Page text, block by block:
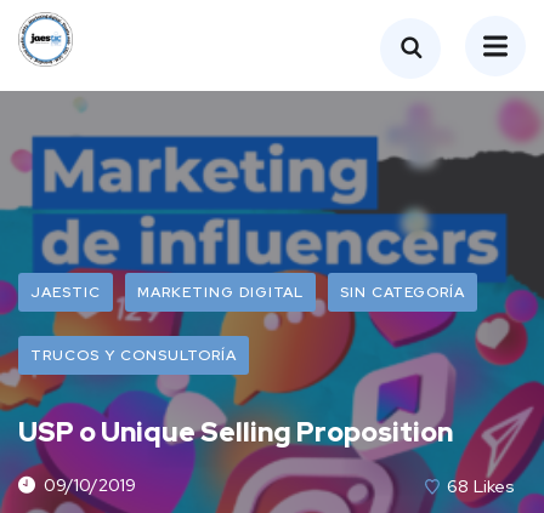
JAESTIC MARKETING DIGITAL SIN CATEGORÍA
TRUCOS Y CONSULTORÍA
USP o Unique Selling Proposition
09/10/2019 68 Likes